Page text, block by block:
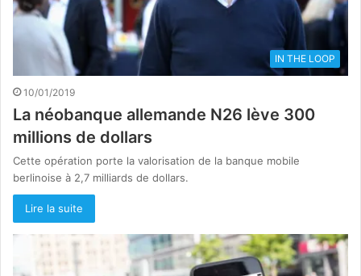
IN THE LOOP
10/01/2019
La néobanque allemande N26 lève 300
millions de dollars
Cette opération porte la valorisation de la banque mobile
berlinoise à 2,7 milliards de dollars.
Lire la suite